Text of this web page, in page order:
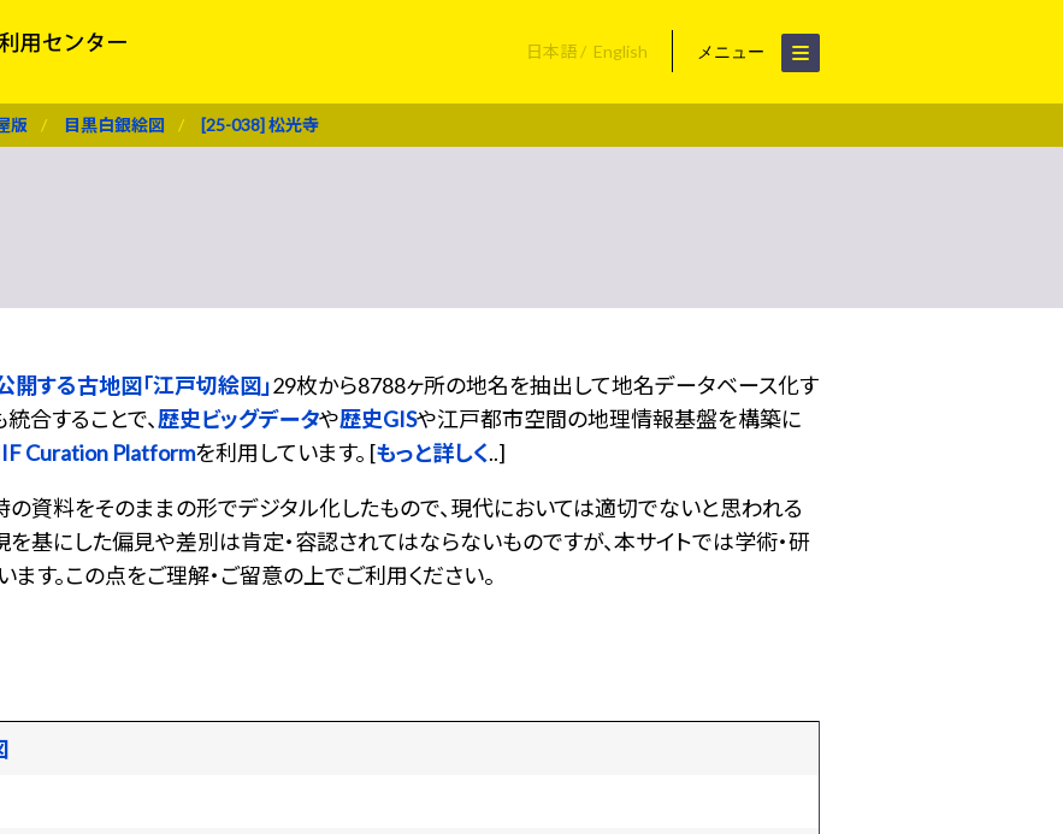
日本語 English メニュー
版 目黒白銀絵図 [25-038] 松光寺
する古地図「江戸切絵図」29枚から8788ヶ所の地名を抽出して地名データベース化す
合することで、歴史ビッグデータや歴史GISや江戸都市空間の地理情報基盤を構築に
Curation Platformを利用しています。 [もっと詳しく..]
資料をそのままの形でデジタル化したもので、現代においては適切でないと思われる
基にした偏見や差別は肯定・容認されてはならないものですが、本サイトでは学術・研
す。この点をご理解・ご留意の上でご利用ください。